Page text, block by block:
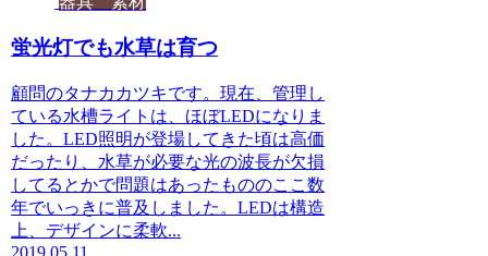
蛍光灯でも水草は育つ
顧問のタナカカツキです。現在、管理し
ている水槽ライトは、ほぼLEDになりま
した。LED照明が登場してきた頃は高価
だったり、水草が必要な光の波長が欠損
してるとかで問題はあったもののここ数
年でいっきに普及しました。LEDは構造
上、デザインに柔軟...
2019.05.11